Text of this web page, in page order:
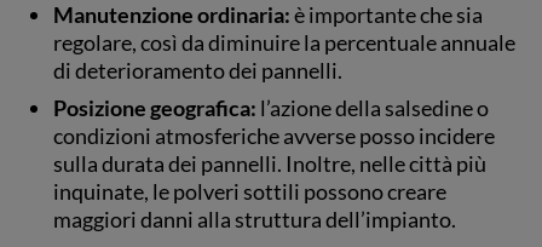
Manutenzione ordinaria:è importante che sia
regolare, così da diminuire la percentuale annuale
di deterioramento dei pannelli.
Posizione geografica: l’azione della salsedine o
condizioni atmosferiche avverse posso incidere
sulla durata dei pannelli. Inoltre, nelle città più
inquinate, le polveri sottili possono creare
maggiori danni alla struttura dell’impianto.